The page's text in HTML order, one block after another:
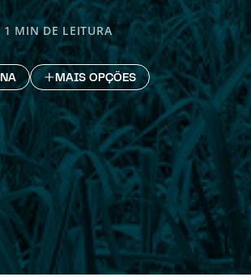
1 MIN DE LEITURA
MAIS OPÇÕES